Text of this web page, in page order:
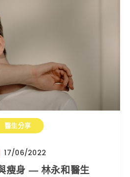
醫生分享
17/06/2022
瘦身 — 林永和醫生